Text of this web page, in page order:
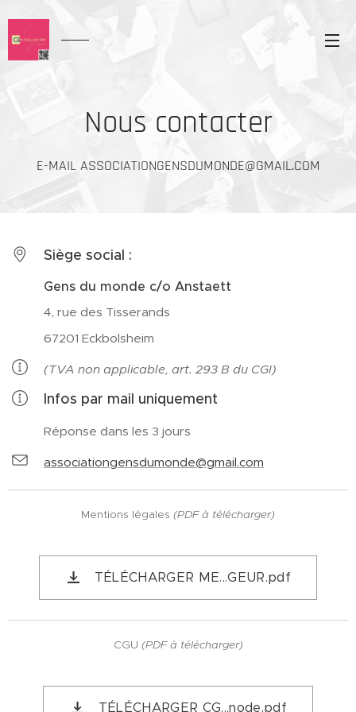
Nous contacter
E-MAIL ASSOCIATIONGENSDUMONDE@GMAIL.COM
Siège social :
Gens du monde c/o Anstaett
4, rue des Tisserands
67201 Eckbolsheim
(TVA non applicable, art. 293 B du CGI)
Infos par mail uniquement
Réponse dans les 3 jours
associationgensdumonde@gmail.com
Mentions légales (PDF à télécharger)
TÉLÉCHARGER ME...GEUR.pdf
CGU (PDF à télécharger)
TÉLÉCHARGER CG...node.pdf